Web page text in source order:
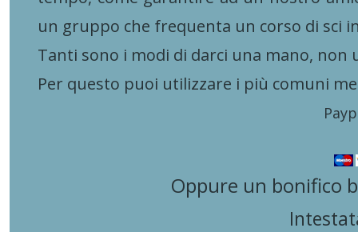
un gruppo che frequenta un corso di sci
Tanti sono i modi di darci una mano,
Per questo puoi utilizzare i più comuni
Oppure un bonifico